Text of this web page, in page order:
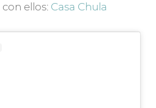
ellos: Casa Chula